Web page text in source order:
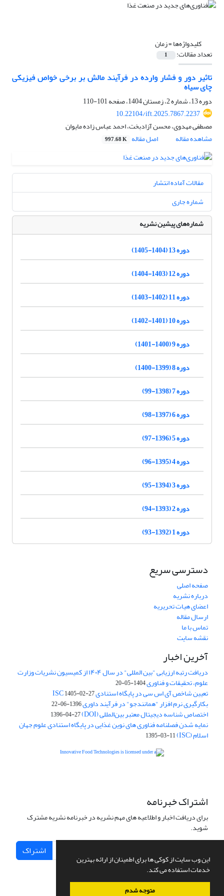
این وب سایت از کوکی ها برای اطمینان از ارائه بهترین
خدمات استفاده می کند.
متوجه شدم
کلیدواژه‌ها =زمان
تعداد مقالات: 1
تاثیر دور و فشار وارده در فرآیند مالش بر برخی خواص فیزیکی
چای سیاه
دوره 13، شماره 2، زمستان 1404، صفحه
101-110
10.22104/ift.2025.7867.2237
مصطفی مهدوی، محسن آزادبخت، احمد عباس زاده مایوان
مشاهده مقاله
اصل مقاله 997.68 K
مقالات آماده انتشار
شماره جاری
شماره‌های پیشین نشریه
دوره 13 (1404-1405)
دوره 12 (1403-1404)
دوره 11 (1402-1403)
دوره 10 (1401-1402)
دوره 9 (1400-1401)
دوره 8 (1399-1400)
دوره 7 (1398-99)
دوره 6 (1397-98)
دوره 5 (1396-97)
دوره 4 (1395-96)
دوره 3 (1394-95)
دوره 2 (1393-94)
دوره 1 (1392-93)
دسترسی سریع
صفحه اصلی
درباره نشریه
اعضای هیات تحریریه
ارسال مقاله
تماس با ما
نقشه سایت
آخرین اخبار
دریافت رتبه ارزیابی "بین المللی" در سال ۱۴۰۴ از کمیسیون نشریات وزارت
علوم، تحقیقات و فناوری1404-05-20
تعیین شاخص آی اس سی در پایگاه استنادی ISC1405-02-27
بکارگیری نرم افزار "همانندجو" در فرآیند داوری1396-06-22
اختصاص شناسه دیجیتال معتبر بین‌المللی (DOI) 1396-04-27
نمایه شدن فصلنامه فناوری های نوین غذایی در پایگاه استنادی علوم جهان
اسلام (ISC) 1395-03-11
اشتراک خبرنامه
برای دریافت اخبار و اطلاعیه های مهم نشریه در خبرنامه نشریه مشترک
شوید.
اشتراک